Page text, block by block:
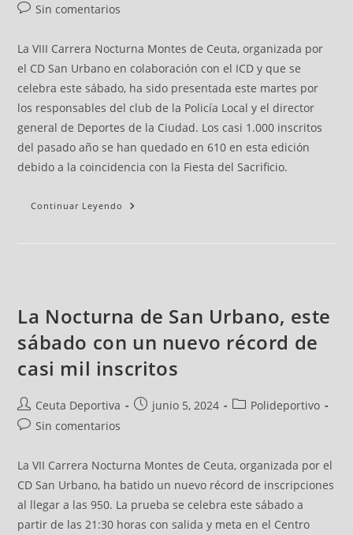
Sin comentarios
La VIII Carrera Nocturna Montes de Ceuta, organizada por
el CD San Urbano en colaboración con el ICD y que se
celebra este sábado, ha sido presentada este martes por
los responsables del club de la Policía Local y el director
general de Deportes de la Ciudad. Los casi 1.000 inscritos
del pasado año se han quedado en 610 en esta edición
debido a la coincidencia con la Fiesta del Sacrificio.
Continuar Leyendo
La Nocturna de San Urbano, este
sábado con un nuevo récord de
casi mil inscritos
Ceuta Deportiva junio 5, 2024
Polideportivo
Sin comentarios
La VII Carrera Nocturna Montes de Ceuta, organizada por el
CD San Urbano, ha batido un nuevo récord de inscripciones
al llegar a las 950. La prueba se celebra este sábado a
partir de las 21:30 horas con salida y meta en el Centro